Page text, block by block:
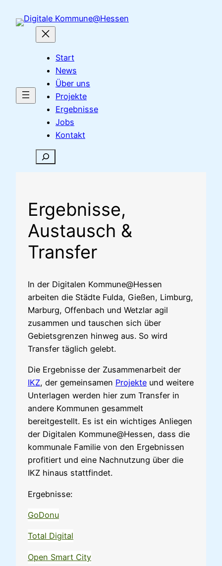
Inhalt
Start
News
Über uns
Projekte
Ergebnisse
Jobs
Kontakt
Suchen
Ergebnisse,
Austausch &
Transfer
In der Digitalen Kommune@Hessen
arbeiten die Städte Fulda, Gießen, Limburg,
Marburg, Offenbach und Wetzlar agil
zusammen und tauschen sich über
Gebietsgrenzen hinweg aus. So wird
Transfer täglich gelebt.
Die Ergebnisse der Zusammenarbeit der
IKZ, der gemeinsamen Projekte und weitere
Unterlagen werden hier zum Transfer in
andere Kommunen gesammelt
bereitgestellt. Es ist ein wichtiges Anliegen
der Digitalen Kommune@Hessen, dass die
kommunale Familie von den Ergebnissen
profitiert und eine Nachnutzung über die
IKZ hinaus stattfindet.
Ergebnisse:
GoDonu
Total Digital
Open Smart City